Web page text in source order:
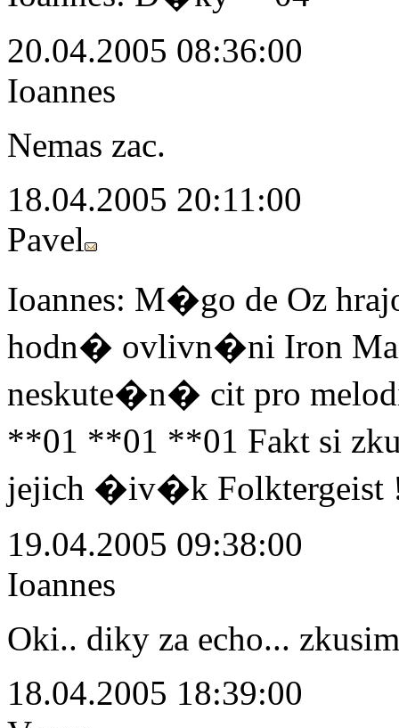
20.04.2005 08:36:00
Ioannes
Nemas zac.
18.04.2005 20:11:00
Pavel
Ioannes: M�go de Oz
hodn� ovlivn�ni Iron
neskute�n� cit pro
**01 **01 **01 Fakt si
jejich �iv�k Folktergeist
19.04.2005 09:38:00
Ioannes
Oki.. diky za echo...
18.04.2005 18:39:00